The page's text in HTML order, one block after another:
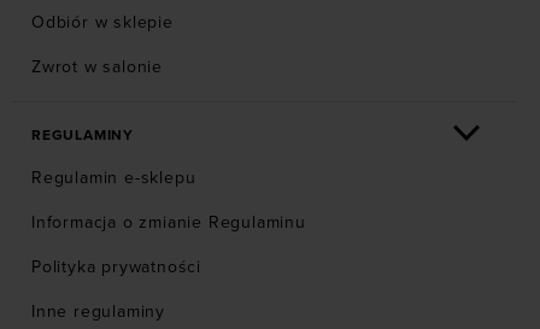
Odbiór w sklepie
Zwrot w salonie
REGULAMINY
Regulamin e-sklepu
Informacja o zmianie Regulaminu
Polityka prywatności
Inne regulaminy